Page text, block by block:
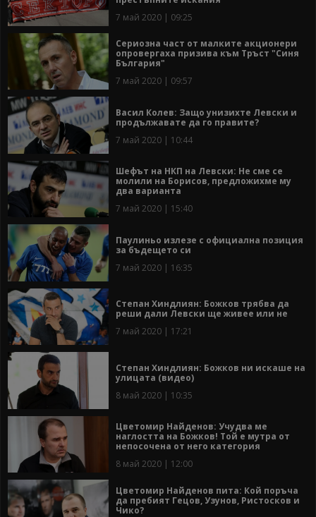
7 май 2020 | 09:25
Сериозна част от малките акционери
опровергаха призива към Тръст "Синя
България"
7 май 2020 | 09:57
Васил Колев: Защо унизихте Левски и
продължавате да го правите?
7 май 2020 | 10:44
Шефът на НКП на Левски: Не сме се
молили на Борисов, предложихме му
два варианта
7 май 2020 | 15:40
Паулиньо излезе с официална позиция
за бъдещето си
7 май 2020 | 16:35
Степан Хиндлиян: Божков трябва да
реши дали Левски ще живее или не
7 май 2020 | 17:21
Степан Хиндлиян: Божков ни искаше на
улицата (видео)
8 май 2020 | 10:35
Цветомир Найденов: Учудва ме
наглостта на Божков! Той е мутра от
непосочена от него категория
8 май 2020 | 12:00
Цветомир Найденов пита: Кой поръча
да пребият Гецов, Узунов, Ристосков и
Чико?